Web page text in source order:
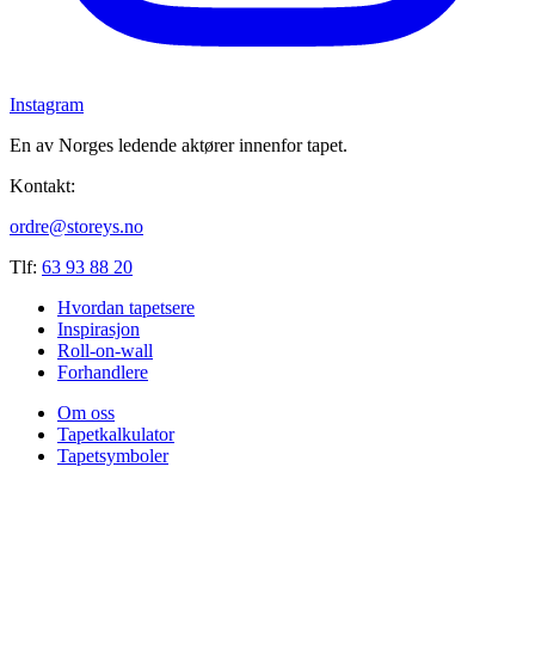
Instagram
En av Norges ledende aktører innenfor tapet.
Kontakt:
ordre@storeys.no
Tlf: 63 93 88 20
Hvordan tapetsere
Inspirasjon
Roll-on-wall
Forhandlere
Om oss
Tapetkalkulator
Tapetsymboler